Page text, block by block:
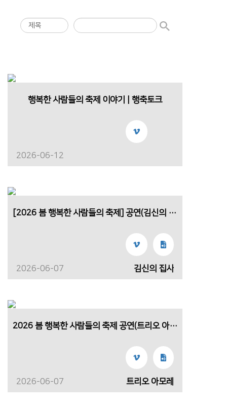
행복한 사람들의 축제 이야기 | 행축토크
2026-06-12
[2026 봄 행복한 사람들의 축제] 공연(김신의 집사)
2026-06-07 김신의 집사
2026 봄 행복한 사람들의 축제 공연(트리오 아모레)
2026-06-07 트리오 아모레